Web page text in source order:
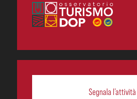
Segnala l’attività